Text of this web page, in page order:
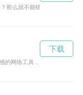
那么就不能错过BT加速器这
的网络工具，能够帮助用户
下载